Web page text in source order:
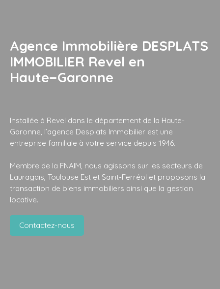
Agence Immobilière DESPLATS
IMMOBILIER Revel en
Haute−Garonne
Installée à Revel dans le département de la Haute-
Garonne, l’agence Desplats Immobilier est une
entreprise familiale à votre service depuis 1946.
Membre de la FNAIM, nous agissons sur les secteurs de
Lauragais, Toulouse Est et Saint-Ferréol et proposons la
transaction de biens immobiliers ainsi que la gestion
locative.
Contactez-nous